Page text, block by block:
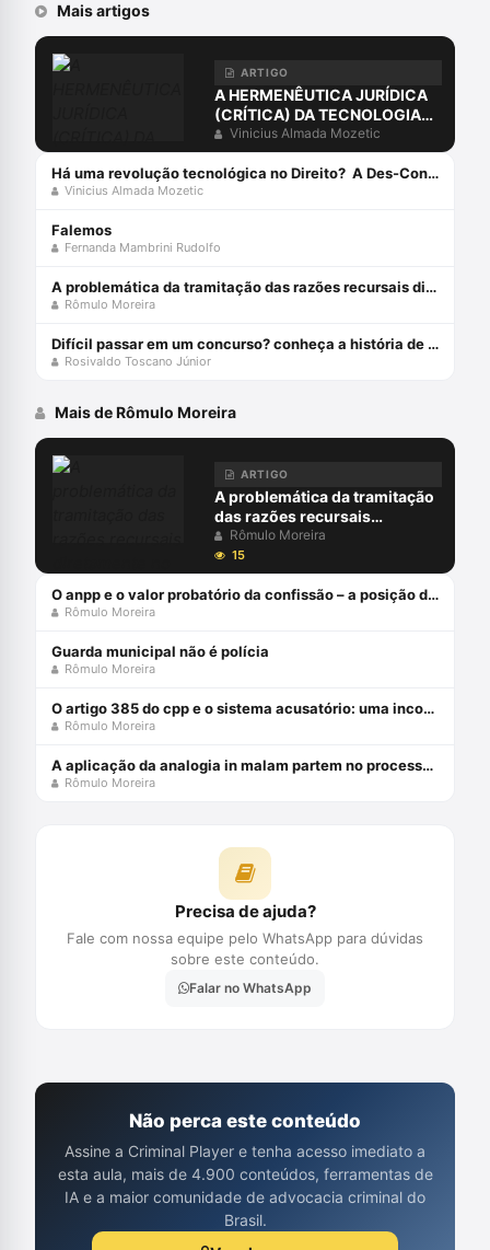
Mais artigos
ARTIGO
A HERMENÊUTICA JURÍDICA
(CRÍTICA) DA TECNOLOGIA
PÓS-MODERNA
Vinicius Almada Mozetic
Há uma revolução tecnológica no Direito? A Des-Construção da Sociedade do Conhecimento e da Informação[1]
Vinicius Almada Mozetic
Falemos
Fernanda Mambrini Rudolfo
A problemática da tramitação das razões recursais diretamente no tribunal (art. 600, § 4º, cpp)
Rômulo Moreira
Difícil passar em um concurso? conheça a história de davi lorso
Rosivaldo Toscano Júnior
Mais de Rômulo Moreira
ARTIGO
A problemática da tramitação
das razões recursais
diretamente no tribunal (art.
600, § 4º, cpp)
Rômulo Moreira
15
O anpp e o valor probatório da confissão – a posição do stj
Rômulo Moreira
Guarda municipal não é polícia
Rômulo Moreira
O artigo 385 do cpp e o sistema acusatório: uma incompatiblidade com a constituição federal
Rômulo Moreira
A aplicação da analogia in malam partem no processo penal brasileiro
Rômulo Moreira
Precisa de ajuda?
Fale com nossa equipe pelo WhatsApp para dúvidas
sobre este conteúdo.
Falar no WhatsApp
Não perca este conteúdo
Assine a Criminal Player e tenha acesso imediato a
esta aula, mais de 4.900 conteúdos, ferramentas de
IA e a maior comunidade de advocacia criminal do
Brasil.